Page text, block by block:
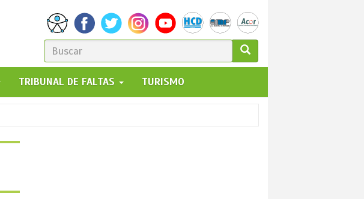
FORMULARIO
DE
BÚSQUEDA
GO!
TRIBUNAL DE FALTAS TURISMO